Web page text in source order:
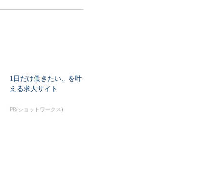
1日だけ働きたい、を叶
える求人サイト
PR(ショットワークス)